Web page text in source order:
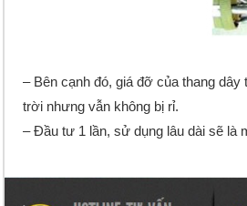
– Bên cạnh đó, giá đỡ của thang
trời nhưng vẫn không bị rỉ.
– Đầu tư 1 lần, sử dụng lâu dài sẽ là